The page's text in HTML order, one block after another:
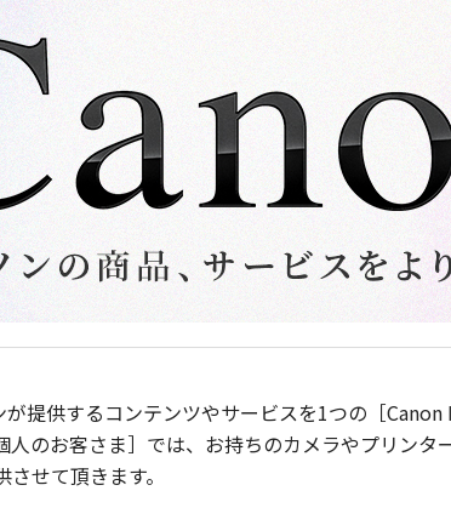
提供するコンテンツやサービスを1つの［
人のお客さま］では、お持ちのカメラやプリン
せて頂きます。